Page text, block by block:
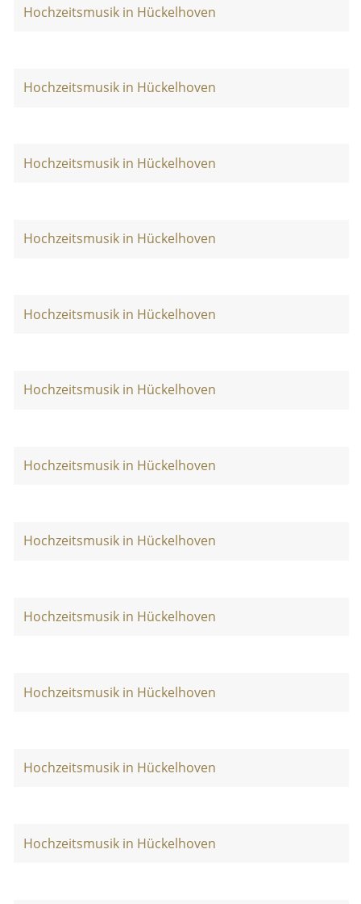
Hochzeitsmusik in Hückelhoven
Hochzeitsmusik in Hückelhoven
Hochzeitsmusik in Hückelhoven
Hochzeitsmusik in Hückelhoven
Hochzeitsmusik in Hückelhoven
Hochzeitsmusik in Hückelhoven
Hochzeitsmusik in Hückelhoven
Hochzeitsmusik in Hückelhoven
Hochzeitsmusik in Hückelhoven
Hochzeitsmusik in Hückelhoven
Hochzeitsmusik in Hückelhoven
Hochzeitsmusik in Hückelhoven